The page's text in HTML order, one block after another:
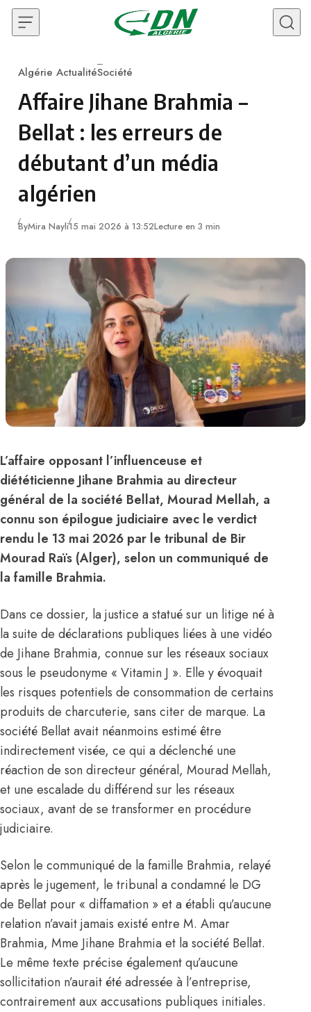
Skip to content
Category
Algérie ActualitéSociété
Affaire Jihane Brahmia –
Bellat : les erreurs de
débutant d’un média
algérien
ByMira Nayli15 mai 2026 à 13:52Lecture en 3 min
L’affaire opposant l’influenceuse et
diététicienne Jihane Brahmia au directeur
général de la société Bellat, Mourad Mellah, a
connu son épilogue judiciaire avec le verdict
rendu le 13 mai 2026 par le tribunal de Bir
Mourad Raïs (Alger), selon un communiqué de
la famille Brahmia.
Dans ce dossier, la justice a statué sur un litige né à
la suite de déclarations publiques liées à une vidéo
de Jihane Brahmia, connue sur les réseaux sociaux
sous le pseudonyme « Vitamin J ». Elle y évoquait
les risques potentiels de consommation de certains
produits de charcuterie, sans citer de marque. La
société Bellat avait néanmoins estimé être
indirectement visée, ce qui a déclenché une
réaction de son directeur général, Mourad Mellah,
et une escalade du différend sur les réseaux
sociaux, avant de se transformer en procédure
judiciaire.
Selon le communiqué de la famille Brahmia, relayé
après le jugement, le tribunal a condamné le DG
de Bellat pour « diffamation » et a établi qu’aucune
relation n’avait jamais existé entre M. Amar
Brahmia, Mme Jihane Brahmia et la société Bellat.
Le même texte précise également qu’aucune
sollicitation n’aurait été adressée à l’entreprise,
contrairement aux accusations publiques initiales.